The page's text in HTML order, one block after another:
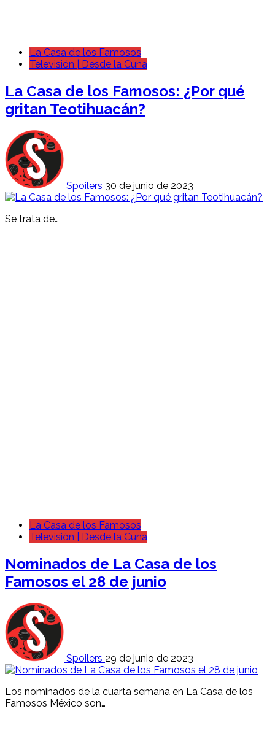
La Casa de los Famosos
Televisión | Desde la Cuna
La Casa de los Famosos: ¿Por qué
gritan Teotihuacán?
Spoilers 30 de junio de 2023
Se trata de…
La Casa de los Famosos
Televisión | Desde la Cuna
Nominados de La Casa de los
Famosos el 28 de junio
Spoilers 29 de junio de 2023
Los nominados de la cuarta semana en La Casa de los
Famosos México son…